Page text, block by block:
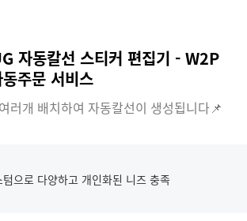
자동칼선 스티커 편집기 - W2P
주문 서비스
러개 배치하여 자동칼선이 생성됩니다📌
으로 다양하고 개인화된 니즈 충족